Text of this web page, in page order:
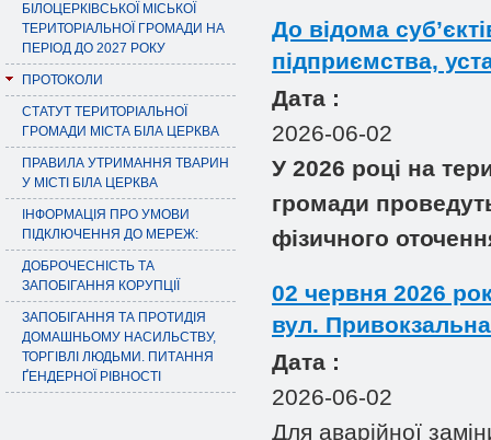
БІЛОЦЕРКІВСЬКОЇ МІСЬКОЇ
ТЕРИТОРІАЛЬНОЇ ГРОМАДИ НА
ПЕРІОД ДО 2027 РОКУ
ПРОТОКОЛИ
СТАТУТ ТЕРИТОРІАЛЬНОЇ
ГРОМАДИ МІСТА БІЛА ЦЕРКВА
ПРАВИЛА УТРИМАННЯ ТВАРИН
У МІСТІ БІЛА ЦЕРКВА
ІНФОРМАЦІЯ ПРО УМОВИ
ПІДКЛЮЧЕННЯ ДО МЕРЕЖ:
ДОБРОЧЕСНІСТЬ ТА
ЗАПОБІГАННЯ КОРУПЦІЇ
ЗАПОБІГАННЯ ТА ПРОТИДІЯ
ДОМАШНЬОМУ НАСИЛЬСТВУ,
ТОРГІВЛІ ЛЮДЬМИ. ПИТАННЯ
ҐЕНДЕРНОЇ РІВНОСТІ
До відома
підприємства,
Дата :
2026-06-02
У 2026 році на
громади
фізичного
02 червня 2026
вул.
Дата :
2026-06-02
Для аварійної